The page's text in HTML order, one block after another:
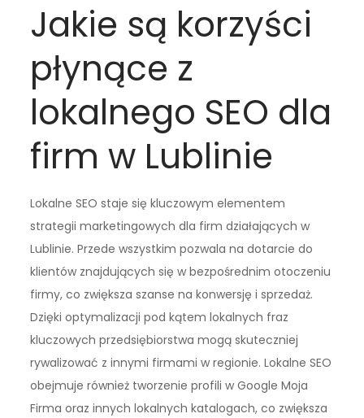
Jakie są korzyści
płynące z
lokalnego SEO dla
firm w Lublinie
Lokalne SEO staje się kluczowym elementem
strategii marketingowych dla firm działających w
Lublinie. Przede wszystkim pozwala na dotarcie do
klientów znajdujących się w bezpośrednim otoczeniu
firmy, co zwiększa szanse na konwersję i sprzedaż.
Dzięki optymalizacji pod kątem lokalnych fraz
kluczowych przedsiębiorstwa mogą skuteczniej
rywalizować z innymi firmami w regionie. Lokalne SEO
obejmuje również tworzenie profili w Google Moja
Firma oraz innych lokalnych katalogach, co zwiększa